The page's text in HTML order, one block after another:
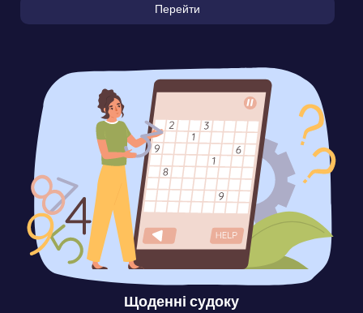
Перейти
Щоденні судоку